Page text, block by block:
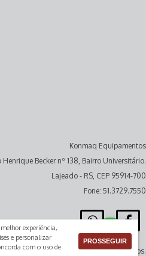
Konmaq Equipamentos
Henrique Becker nº 138, Bairro Universitário.
Lajeado - RS, CEP 95914-700
Fone: 51.3729.7550
Todos os direitos reservados.
experiência,
e personalizar
com o uso de
PROSSEGUIR